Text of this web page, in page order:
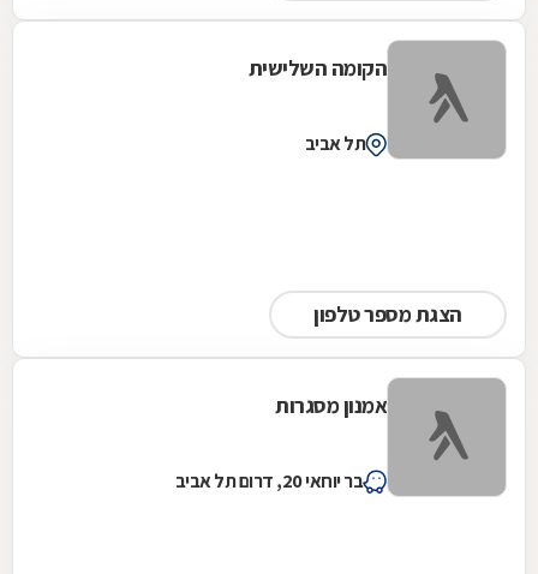
הקומה השלישית
תל אביב
הצגת מספר טלפון
אמנון מסגרות
בר יוחאי 20, דרום תל אביב